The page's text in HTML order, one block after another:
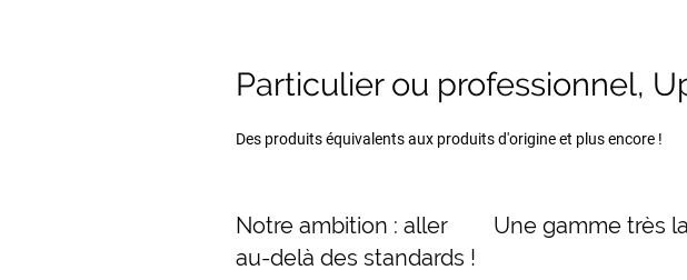
Particulier ou professionnel,
Des produits équivalents aux produits d'origine et plus encore !
Notre ambition : aller
au-delà des standards !
Une gamme très